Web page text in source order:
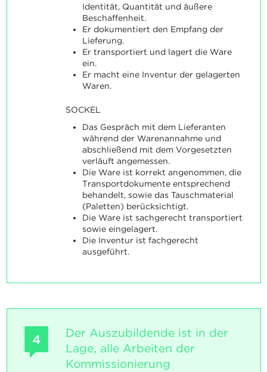
Identität, Quantität und äußere
Beschaffenheit.
Er dokumentiert den Empfang der
Lieferung.
Er transportiert und lagert die Ware
ein.
Er macht eine Inventur der gelagerten
Waren.
SOCKEL
Das Gespräch mit dem Lieferanten
während der Warenannahme und
abschließend mit dem Vorgesetzten
verläuft angemessen.
Die Ware ist korrekt angenommen, die
Transportdokumente entsprechend
behandelt, sowie das Tauschmaterial
(Paletten) berücksichtigt.
Die Ware ist sachgerecht transportiert
sowie eingelagert.
Die Inventur ist fachgerecht
ausgeführt.
4
Der Auszubildende ist in der
Lage, alle Arbeiten der
Kommissionierung